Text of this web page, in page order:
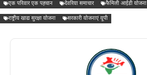
एक परिवार एक पहचान देवरिया समाचार फैमिली आईडी योजना
राष्ट्रीय खाद्य सुरक्षा योजना सरकारी योजनाएं यूपी